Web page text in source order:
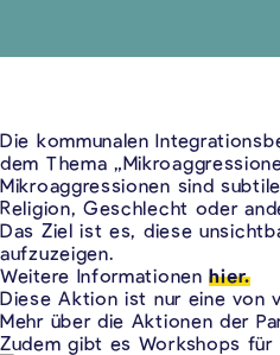
Die kommunalen
dem Thema
Mikroaggressionen sind
Religion, Geschlecht oder
Das Ziel ist es, diese
aufzuzeigen.
Weitere Informationenhier.
Diese Aktion ist nur eine von
Mehr über die Aktionen der
Zudem gibt es Workshops für